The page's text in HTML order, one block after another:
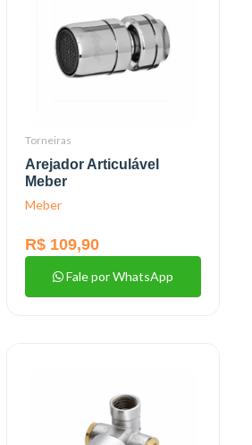
Torneiras
Arejador Articulável
Meber
Meber
R$ 109,90
Fale por WhatsApp